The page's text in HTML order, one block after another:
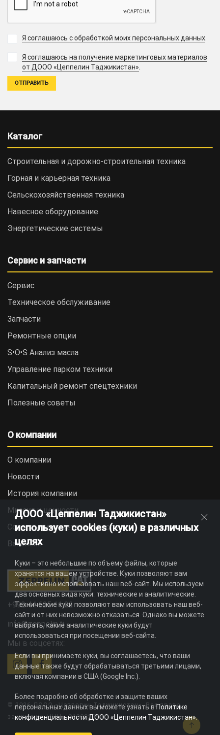
Я соглашаюсь с обработкой моих персональных данных
Я соглашаюсь на получение маркетинговых материалов
от ДООО «Цеппелин Таджикистан».
Каталог
Строительная и дорожно-cтроительная техника
Горная и карьерная техника
Сельскохозяйственная техника
Навесное оборудование
Энергетические системы
Сервис и запчасти
Сервис
Техническое обслуживание
Запчасти
Ремонтные опции
S•O•S Анализ масла
Управление парком техники
Капитальный ремонт спецтехники
Полезные советы
О компании
О компании
Новости
История компании
Миссия и ценности
Социальная ответственность
Вакансии
+992 44 625 11 22
info@zeppelin.tj
Мы в соцсетях:
© 2026 ДООО «Цеппелин Таджикистан». Все права
защищены. ИНН - 010082996
ДООО «Цеппелин Таджикистан»
использует cookies (куки) в различных
целях
Куки – это небольшие по объему файлы, которые
хранятся на вашем устройстве. Куки позволяют вам
эффективно использовать наш веб-сайт. Мы используем
два основных вида куки: технические и аналитические.
Технические куки позволяют вам использовать наш веб-
сайт и от них невозможно отказаться. Однако вы можете
выбрать, какие аналитические куки будут
использоваться при посещении веб-сайта.
Если вы принимаете куки, вы соглашаетесь, что ваши
данные также будут обрабатываться третьими лицами,
включая компании в США (Google Inc.).
Более подробно об обработке и защите ваших
персональных данных вы можете узнать вПолитике
конфиденциальности ДООО «Цеппелин Таджикистан».